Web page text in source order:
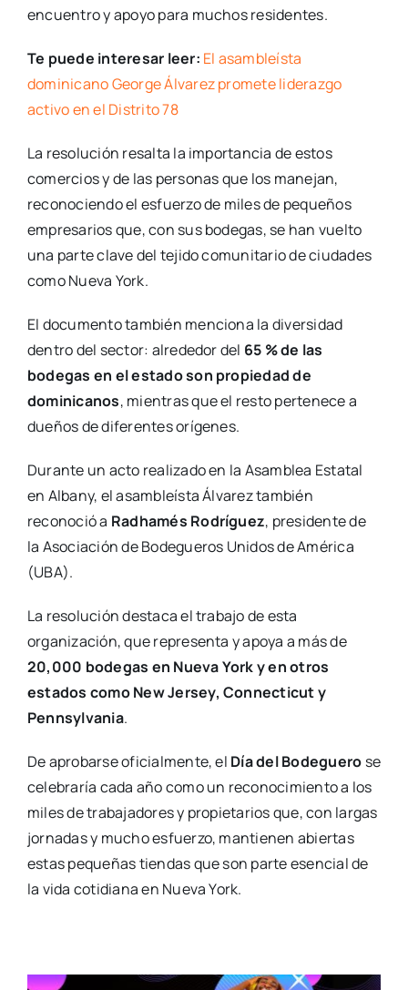
encuentro y apoyo para muchos residentes.
Te puede interesar leer: El asambleísta
dominicano George Álvarez promete liderazgo
activo en el Distrito 78
La resolución resalta la importancia de estos
comercios y de las personas que los manejan,
reconociendo el esfuerzo de miles de pequeños
empresarios que, con sus bodegas, se han vuelto
una parte clave del tejido comunitario de ciudades
como Nueva York.
El documento también menciona la diversidad
dentro del sector: alrededor del 65 % de las
bodegas en el estado son propiedad de
dominicanos, mientras que el resto pertenece a
dueños de diferentes orígenes.
Durante un acto realizado en la Asamblea Estatal
en Albany, el asambleísta Álvarez también
reconoció a Radhamés Rodríguez, presidente de
la Asociación de Bodegueros Unidos de América
(UBA).
La resolución destaca el trabajo de esta
organización, que representa y apoya a más de
20,000 bodegas en Nueva York y en otros
estados como New Jersey, Connecticut y
Pennsylvania.
De aprobarse oficialmente, el Día del Bodeguero se
celebraría cada año como un reconocimiento a los
miles de trabajadores y propietarios que, con largas
jornadas y mucho esfuerzo, mantienen abiertas
estas pequeñas tiendas que son parte esencial de
la vida cotidiana en Nueva York.